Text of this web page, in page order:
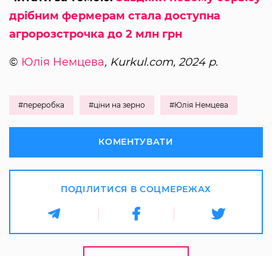
дрібним фермерам стала доступна
агророзстрочка до 2 млн грн
© Юлія Немцева, Kurkul.com, 2024 р.
#переробка #ціни на зерно #Юлія Немцева
КОМЕНТУВАТИ
ПОДІЛИТИСЯ В СОЦМЕРЕЖАХ